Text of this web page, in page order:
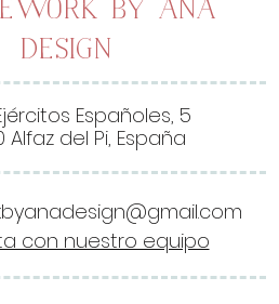
by Ana
Design
Españoles, 5
Alfaz del Pi, España
con nuestro equipo